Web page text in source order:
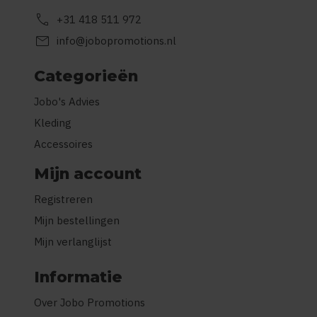
call +31 418 511 972
mail info@jobopromotions.nl
Categorieën
Jobo's Advies
Kleding
Accessoires
Mijn account
Registreren
Mijn bestellingen
Mijn verlanglijst
Informatie
Over Jobo Promotions